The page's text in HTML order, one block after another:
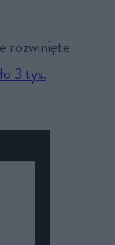
rozwinięte
3 tys.